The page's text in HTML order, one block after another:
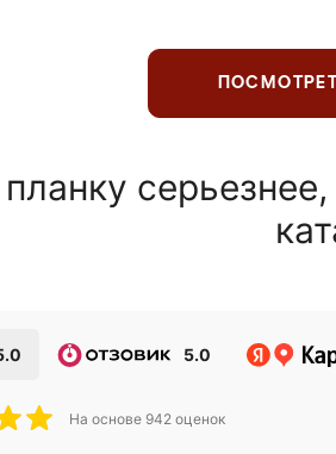
5.0
На основе 942 оценок